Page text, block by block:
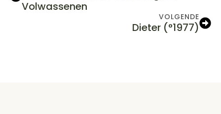
Volwassenen
VOLGENDE
Dieter (°1977)